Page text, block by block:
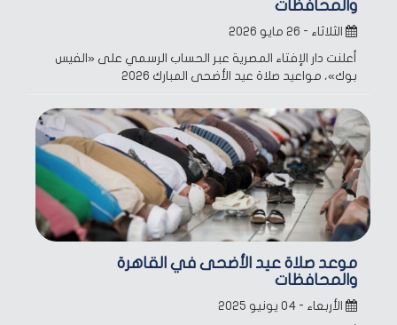
والمحافظات
الثلاثاء - ٢٦ مايو ٢٠٢٦
أعلنت دار الإفتاء المصرية عبر الحساب الرسمي على «الفيس
بوك»، مواعيد صلاة عيد الأضحى المبارك 2026
موعد صلاة عيد الأضحى في القاهرة
والمحافظات
الأربعاء - ٠٤ يونيو ٢٠٢٥